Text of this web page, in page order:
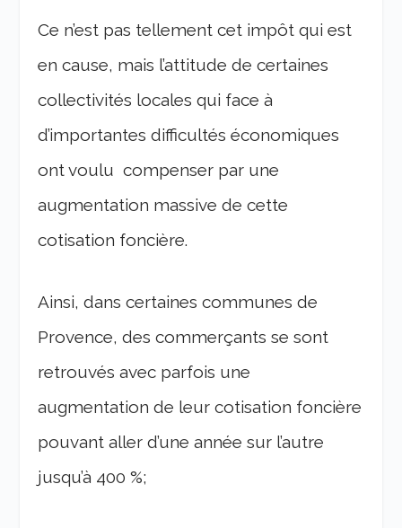
Ce n’est pas tellement cet impôt qui est
en cause, mais l’attitude de certaines
collectivités locales qui face à
d’importantes difficultés économiques
ont voulu compenser par une
augmentation massive de cette
cotisation foncière.
Ainsi, dans certaines communes de
Provence, des commerçants se sont
retrouvés avec parfois une
augmentation de leur cotisation foncière
pouvant aller d’une année sur l’autre
jusqu’à 400 %;